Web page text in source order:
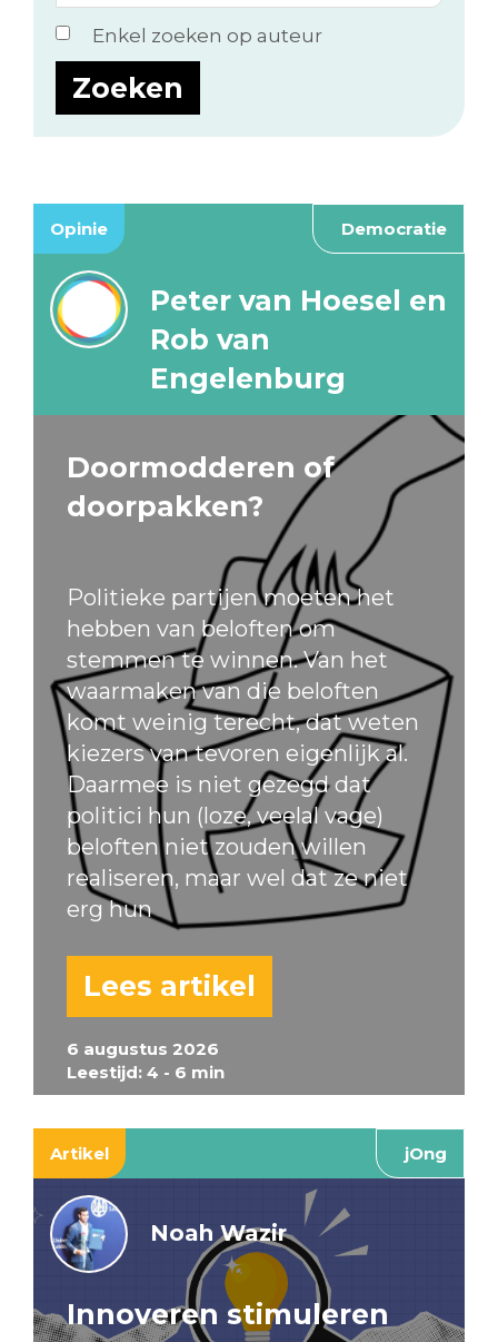
trefwoord
of
auteur...
Enkel zoeken op auteur
Opinie Democratie
6 augustus 2026
Leestijd: 4 - 6 min
Peter van Hoesel en
Rob van
Engelenburg
Doormodderen of
doorpakken?
Politieke partijen moeten het
hebben van beloften om
stemmen te winnen. Van het
waarmaken van die beloften
komt weinig terecht, dat weten
kiezers van tevoren eigenlijk al.
Daarmee is niet gezegd dat
politici hun (loze, veelal vage)
beloften niet zouden willen
realiseren, maar wel dat ze niet
erg hun
Lees artikel
Artikel jOng
Noah Wazir
Innoveren stimuleren